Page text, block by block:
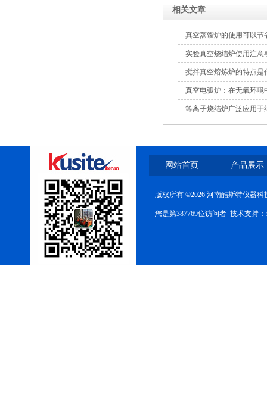
相关文章
真空蒸馏炉的使用可以节
实验真空烧结炉使用注意
搅拌真空熔炼炉的特点是
真空电弧炉：在无氧环境
等离子烧结炉广泛应用于
网站首页 产品展示
版权所有 ©2026 河南酷斯特仪器
您是第387769位访问者 技术支持：